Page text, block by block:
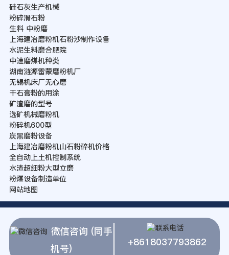
硅石灰生产机械
粉碎滑石粉
生料 中粉磨
上海建冶磨粉机石粉沙制作设备
水泥生料磨合肥院
中速磨煤机种类
湖南涟源雷蒙磨粉机厂
无锡机床厂无心磨
干石膏粉的用涂
矿渣磨的型号
选矿机械磨粉机
粉碎机600型
炭黑磨粉设备
上海建冶磨粉机山石粉碎机价格
全自动上土机控制系统
水渣超细粉大型立磨
粉煤设备制造单位
网站地图
微信咨询 (同手
机号)
+8618037793862